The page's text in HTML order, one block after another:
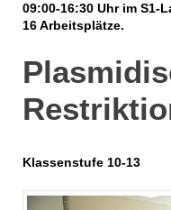
09:00-16:30 Uhr im S1-
16 Arbeitsplätze.
Klassenstufe 10-13